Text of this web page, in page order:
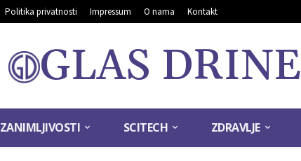
Politika privatnosti Impressum O nama Kontakt
GLAS DRINE
ZANIMLJIVOSTI SCITECH ZDRAVLJE